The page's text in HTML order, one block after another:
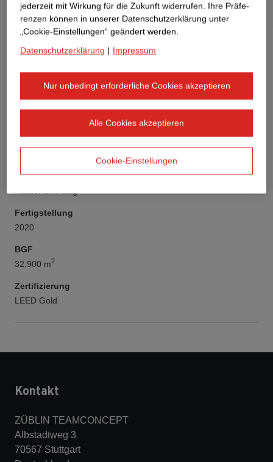
Auftraggeber
Aurelis 14. Objektgesellschaft GmbH & Co. KG
Bauwerksart
Vertragsmodell
Pauschalvertrag
Fertigstellung
2020
BGF
32.900 m2
Zertifizierung
LEED Gold
Kontakt
ZÜBLIN TEAMCONCEPT
Albstadtweg 3
70567 Stuttgart
jederzeit mit Wirkung für die Zukunft widerrufen. Ihre Prä­fe­
renzen können in unserer Datenschutzerklärung unter
„Cookie-Einstellungen“ geändert werden.
Datenschutzerklärung | Impressum
Nur unbedingt erforderliche Cookies akzeptieren
Alle Cookies akzeptieren
Cookie-Einstellungen